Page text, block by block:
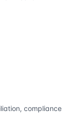
compliance